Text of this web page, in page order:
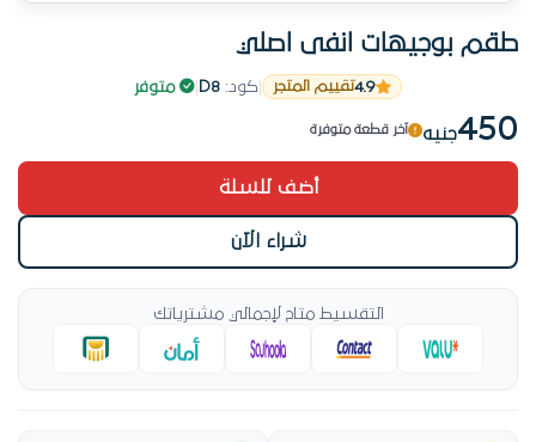
طقم بوجيهات انفى اصلي
4.9تقييم المتجر كود: D8 متوفر
450جنيه
المركز 3 في بوجيهات
آخر قطعة متوفرة
أضف للسلة
شراء الآن
التقسيط متاح لإجمالي مشترياتك